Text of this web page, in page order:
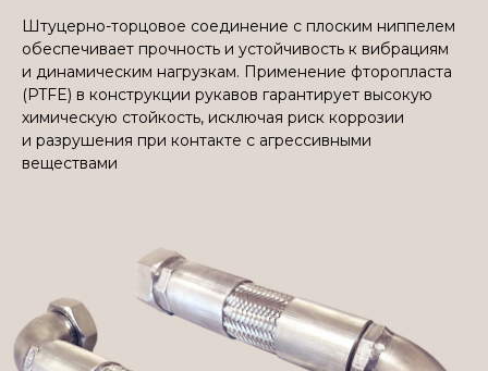
Штуцерно-торцовое соединение с плоским ниппелем
обеспечивает прочность и устойчивость к вибрациям
и динамическим нагрузкам. Применение фторопласта
(PTFE) в конструкции рукавов гарантирует высокую
химическую стойкость, исключая риск коррозии
и разрушения при контакте с агрессивными
веществами